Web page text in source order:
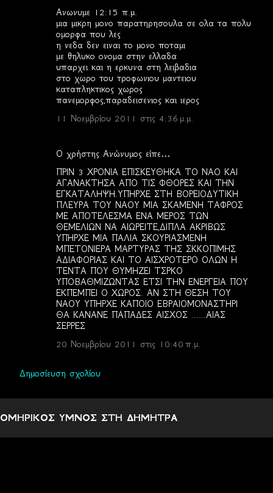
Ανωνυμε 12:15 π.μ.
μια μικρη μονο παρατηρησουλα σε ολα τα πολυ
ομορφα που λες
η νεδα δεν ειναι το μονο ποταμι
με θηλυκο ονομα στην ελλαδα
υπαρχει και η ερκυνα στη λειβαδια
στο χωρο του τροφωνιου μαντειου
καταπληκτικος χωρος
πανεμορφος,παραδεισενιος και ιερος
11 Νοεμβρίου 2011 στις 4:36 μ.μ.
Ο χρήστης Ανώνυμος είπε…
ΠΡΙΝ 3 ΧΡΟΝΙΑ ΕΠΙΣΚΕΥΘΗΚΑ ΤΟ ΝΑΟ ΚΑΙ
ΑΓΑΝΑΚΤΗΣΑ ΑΠΟ ΤΙΣ ΦΘΟΡΕΣ ΚΑΙ ΤΗΝ
ΕΓΚΑΤΑΛΗΨΗ.ΥΠΗΡΧΕ ΣΤΗ ΒΟΡΕΙΟΔΥΤΙΚΗ
ΠΛΕΥΡΑ ΤΟΥ ΝΑΟΥ ΜΙΑ ΣΚΑΜΕΝΗ ΤΑΦΡΟΣ
ΜΕ ΑΠΟΤΕΛΕΣΜΑ ΕΝΑ ΜΕΡΟΣ ΤΩΝ
ΘΕΜΕΛΙΩΝ ΝΑ ΑΙΩΡΕΙΤΕ,ΔΙΠΛΑ ΑΚΡΙΒΩΣ
ΥΠΗΡΧΕ ΜΙΑ ΠΑΛΙΑ ΣΚΟΥΡΙΑΣΜΕΝΗ
ΜΠΕΤΟΝΙΕΡΑ ΜΑΡΤΥΡΑΣ ΤΗΣ ΣΚΚΟΠΙΜΗΣ
ΑΔΙΑΦΟΡΙΑΣ ΚΑΙ ΤΟ ΑΙΣΧΡΟΤΕΡΟ ΟΛΩΝ Η
ΤΕΝΤΑ ΠΟΥ ΘΥΜΗΖΕΙ ΤΣΡΚΟ
ΥΠΟΒΑΘΜΙΖΩΝΤΑΣ ΕΤΣΙ ΤΗΝ ΕΝΕΡΓΕΙΑ ΠΟΥ
ΕΚΠΕΜΠΕΙ Ο ΧΩΡΟΣ. ΑΝ ΣΤΗ ΘΕΣΗ ΤΟΥ
ΝΑΟΥ ΥΠΗΡΧΕ ΚΑΠΟΙΟ ΕΒΡΑΙΟΜΟΝΑΣΤΗΡΙ
ΘΑ ΚΑΝΑΝΕ ΠΑΠΑΔΕΣ ΑΙΣΧΟΣ ......ΑΙΑΣ
ΣΕΡΡΕΣ
20 Νοεμβρίου 2011 στις 10:40 π.μ.
Δημοσίευση σχολίου
ΟΜΗΡΙΚΟΣ ΥΜΝΟΣ ΣΤΗ ΔΗΜΗΤΡΑ